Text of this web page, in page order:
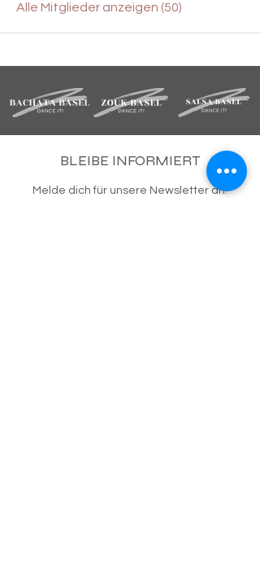
Alle Mitglieder anzeigen (50)
BLEIBE INFORMIERT
Melde dich für unsere Newsletter an.